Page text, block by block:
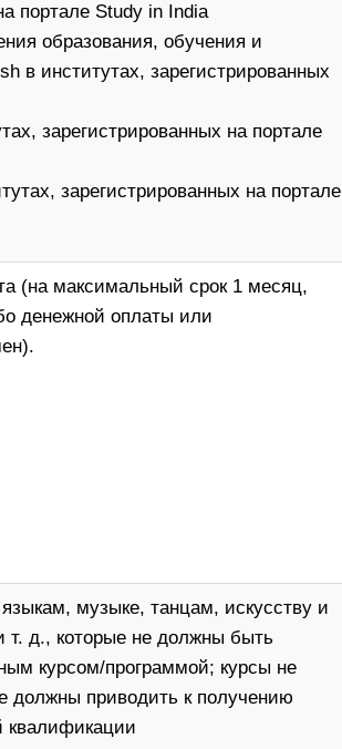
портале Study in India
образования, обучения и
в институтах, зарегистрированных
зарегистрированных на портале
зарегистрированных на портале
(на максимальный срок 1 месяц,
денежной оплаты или
музыке, танцам, искусству и
д., которые не должны быть
курсом/программой; курсы не
приводить к получению
квалификации